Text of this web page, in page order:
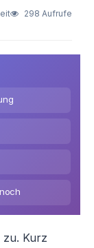
298 Aufrufe
zu. Kurz